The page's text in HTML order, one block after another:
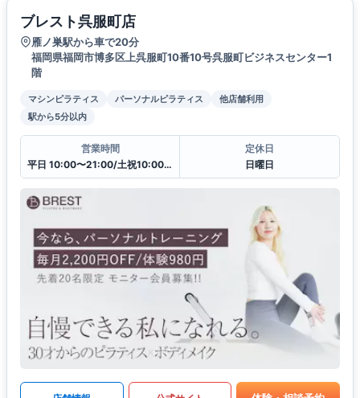
ブレスト呉服町店
雁ノ巣駅から車で20分
福岡県福岡市博多区上呉服町10番10号呉服町ビジネスセンター1
階
マシンピラティス パーソナルピラティス
他店舗利用
駅から5分以内
営業時間
平日 10:00〜21:00/土祝10:00〜19:30
定休日
日曜日